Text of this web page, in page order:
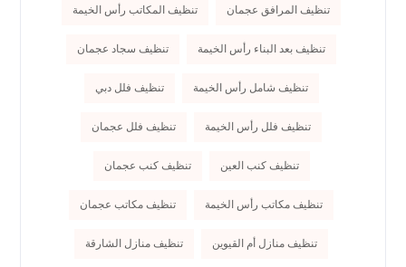
تنظيف المرافق عجمان تنظيف المكاتب رأس الخيمة
تنظيف بعد البناء رأس الخيمة تنظيف سجاد عجمان
تنظيف شامل رأس الخيمة تنظيف فلل دبي
تنظيف فلل رأس الخيمة تنظيف فلل عجمان
تنظيف كنب العين تنظيف كنب عجمان
تنظيف مكاتب رأس الخيمة تنظيف مكاتب عجمان
تنظيف منازل أم القيوين تنظيف منازل الشارقة